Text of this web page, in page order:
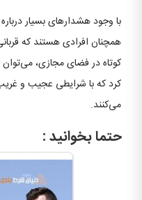
با وجود هشدارهای بسیار
همچنان افرادی هستند که
کوتاه در فضای مجازی، می‌توان
کرد که با شرایطی عجیب و
می‌کنند.
حتما بخوانید :